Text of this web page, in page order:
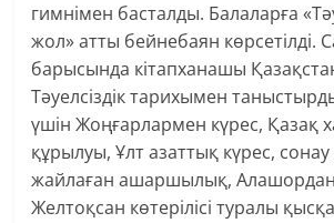
гимнімен басталды. Балаларға
жол» атты бейнебаян көрсетілді.
барысында кітапханашы
Тәуелсіздік тарихымен
үшін Жоңғарлармен күрес, Қазақ
құрылуы, Ұлт азаттық күрес,
жайлаған ашаршылық,
Желтоқсан көтерілісі туралы